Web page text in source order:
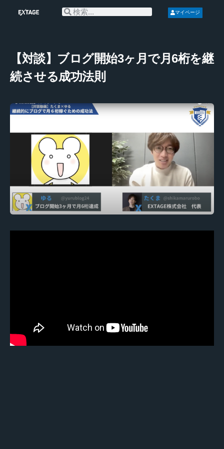
マイページ
【対談】ブログ開始3ヶ月で月6桁を継
続させる成功法則